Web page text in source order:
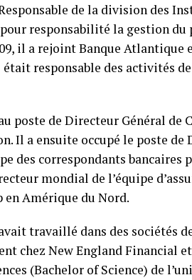
de la division des
responsabilité la gestion
il a rejoint Banque Atlantique
responsable des activités de
poste de Directeur Général de
Il a ensuite occupé le poste
des correspondants
mondial de l’équipe
Amérique du Nord.
travaillé dans des sociétés
chez New England Financial
(Bachelor of Science) de